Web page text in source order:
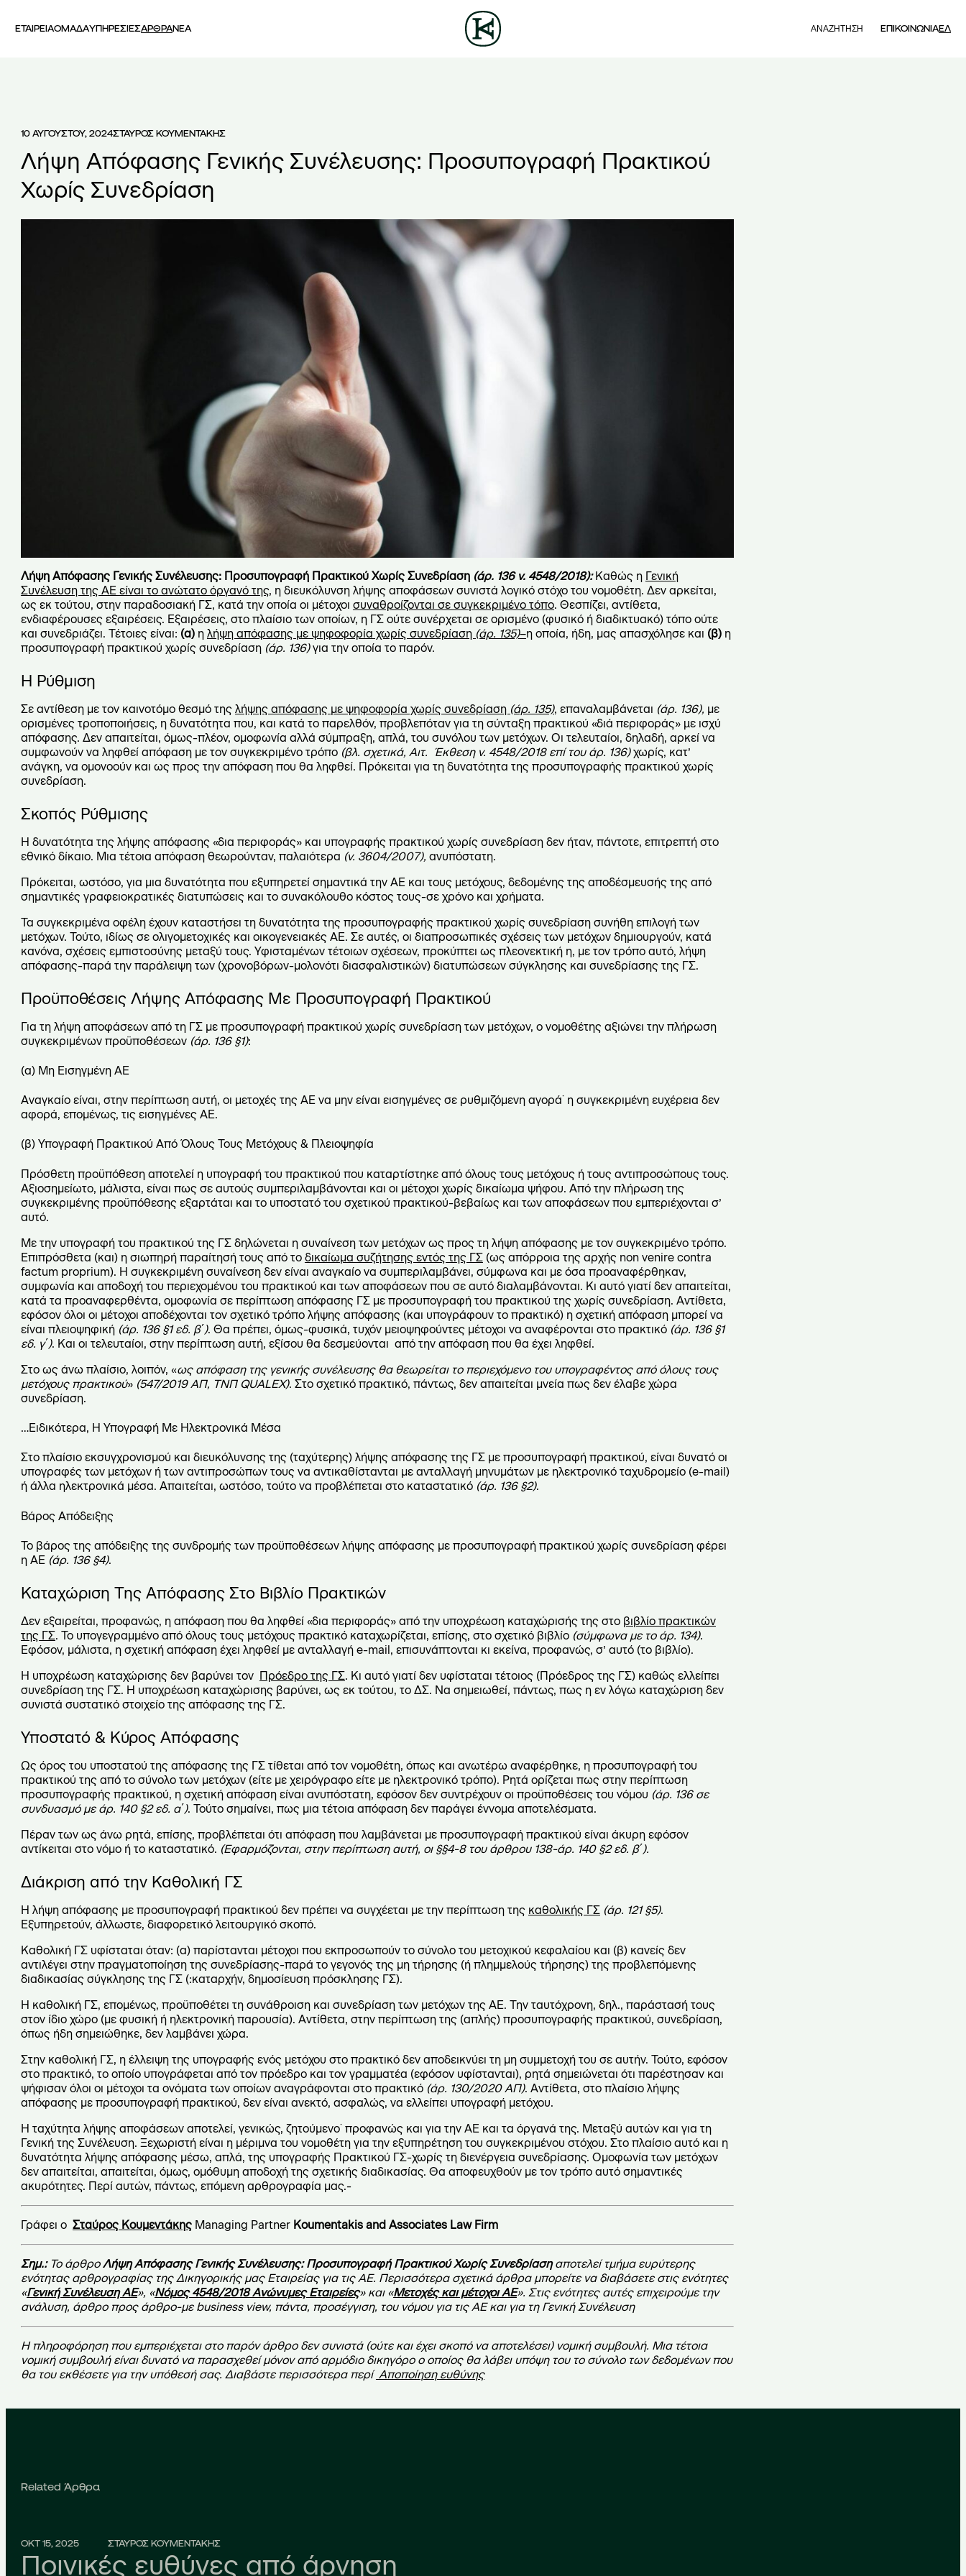
ΕΤΑΙΡΕΙΑΟΜΑΔΑΥΠΗΡΕΣΙΕΣΑΡΘΡΑΝΕΑ ΕΠΙΚΟΙΝΩΝΙΑΕΛ
10 ΑΥΓΟΥΣΤΟΥ, 2024ΣΤΑΥΡΟΣ ΚΟΥΜΕΝΤΑΚΗΣ
Λήψη Απόφασης Γενικής Συνέλευσης: Προσυπογραφή Πρακτικού
Χωρίς Συνεδρίαση
Λήψη Απόφασης Γενικής Συνέλευσης: Προσυπογραφή Πρακτικού Χωρίς Συνεδρίαση (άρ. 136 ν. 4548/2018):Καθώς η Γενική
Συνέλευση της ΑΕ είναι το ανώτατο όργανό της, η διευκόλυνση λήψης αποφάσεων συνιστά λογικό στόχο του νομοθέτη. Δεν αρκείται,
ως εκ τούτου, στην παραδοσιακή ΓΣ, κατά την οποία οι μέτοχοι συναθροίζονται σε συγκεκριμένο τόπο. Θεσπίζει, αντίθετα,
ενδιαφέρουσες εξαιρέσεις. Εξαιρέσεις, στο πλαίσιο των οποίων, η ΓΣ ούτε συνέρχεται σε ορισμένο (φυσικό ή διαδικτυακό) τόπο ούτε
και συνεδριάζει. Τέτοιες είναι: (α)η λήψη απόφασης με ψηφοφορία χωρίς συνεδρίαση (άρ. 135)–η οποία, ήδη, μας απασχόλησε και (β)η
προσυπογραφή πρακτικού χωρίς συνεδρίαση (άρ. 136)για την οποία το παρόν.
Η Ρύθμιση
Σε αντίθεση με τον καινοτόμο θεσμό της λήψης απόφασης με ψηφοφορία χωρίς συνεδρίαση (άρ. 135), επαναλαμβάνεται (άρ. 136), με
ορισμένες τροποποιήσεις, η δυνατότητα που, και κατά το παρελθόν, προβλεπόταν για τη σύνταξη πρακτικού «διά περιφοράς» µε ισχύ
απόφασης. Δεν απαιτείται, όμως-πλέον, ομοφωνία αλλά σύμπραξη, απλά, του συνόλου των μετόχων. Οι τελευταίοι, δηλαδή, αρκεί να
συμφωνούν να ληφθεί απόφαση με τον συγκεκριμένο τρόπο (βλ. σχετικά, Αιτ. Έκθεση ν. 4548/2018 επί του άρ. 136)χωρίς, κατ’
ανάγκη, να ομονοούν και ως προς την απόφαση που θα ληφθεί. Πρόκειται για τη δυνατότητα της προσυπογραφής πρακτικού χωρίς
συνεδρίαση.
Σκοπός Ρύθμισης
Η δυνατότητα της λήψης απόφασης «δια περιφοράς» και υπογραφής πρακτικού χωρίς συνεδρίαση δεν ήταν, πάντοτε, επιτρεπτή στο
εθνικό δίκαιο. Μια τέτοια απόφαση θεωρούνταν, παλαιότερα (ν. 3604/2007), ανυπόστατη.
Πρόκειται, ωστόσο, για μια δυνατότητα που εξυπηρετεί σημαντικά την ΑΕ και τους μετόχους, δεδομένης της αποδέσμευσής της από
σημαντικές γραφειοκρατικές διατυπώσεις και το συνακόλουθο κόστος τους-σε χρόνο και χρήματα.
Τα συγκεκριμένα οφέλη έχουν καταστήσει τη δυνατότητα της προσυπογραφής πρακτικού χωρίς συνεδρίαση συνήθη επιλογή των
μετόχων. Τούτο, ιδίως σε ολιγομετοχικές και οικογενειακές ΑΕ. Σε αυτές, οι διαπροσωπικές σχέσεις των μετόχων δημιουργούν, κατά
κανόνα, σχέσεις εμπιστοσύνης μεταξύ τους. Υφισταμένων τέτοιων σχέσεων, προκύπτει ως πλεονεκτική η, με τον τρόπο αυτό, λήψη
απόφασης-παρά την παράλειψη των (χρονοβόρων-μολονότι διασφαλιστικών) διατυπώσεων σύγκλησης και συνεδρίασης της ΓΣ.
Προϋποθέσεις Λήψης Απόφασης Με Προσυπογραφή Πρακτικού
Για τη λήψη αποφάσεων από τη ΓΣ με προσυπογραφή πρακτικού χωρίς συνεδρίαση των μετόχων, ο νομοθέτης αξιώνει την πλήρωση
συγκεκριμένων προϋποθέσεων (άρ. 136 §1):
(α) Μη Εισηγμένη ΑΕ
Αναγκαίο είναι, στην περίπτωση αυτή, οι μετοχές της ΑΕ να μην είναι εισηγμένες σε ρυθμιζόμενη αγορά˙ η συγκεκριμένη ευχέρεια δεν
αφορά, επομένως, τις εισηγμένες ΑΕ.
(β) Υπογραφή Πρακτικού Από Όλους Τους Μετόχους & Πλειοψηφία
Πρόσθετη προϋπόθεση αποτελεί η υπογραφή του πρακτικού που καταρτίστηκε από όλους τους μετόχους ή τους αντιπροσώπους τους.
Αξιοσημείωτο, μάλιστα, είναι πως σε αυτούς συμπεριλαμβάνονται και οι μέτοχοι χωρίς δικαίωμα ψήφου. Από την πλήρωση της
συγκεκριμένης προϋπόθεσης εξαρτάται και το υποστατό του σχετικού πρακτικού-βεβαίως και των αποφάσεων που εμπεριέχονται σ’
αυτό.
Με την υπογραφή του πρακτικού της ΓΣ δηλώνεται η συναίνεση των μετόχων ως προς τη λήψη απόφασης με τον συγκεκριμένο τρόπο.
Επιπρόσθετα (και) η σιωπηρή παραίτησή τους από το δικαίωμα συζήτησης εντός της ΓΣ(ως απόρροια της αρχής non venire contra
factum proprium). Η συγκεκριμένη συναίνεση δεν είναι αναγκαίο να συμπεριλαμβάνει, σύμφωνα και με όσα προαναφέρθηκαν,
συμφωνία και αποδοχή του περιεχομένου του πρακτικού και των αποφάσεων που σε αυτό διαλαμβάνονται. Κι αυτό γιατί δεν απαιτείται,
κατά τα προαναφερθέντα, ομοφωνία σε περίπτωση απόφασης ΓΣ με προσυπογραφή του πρακτικού της χωρίς συνεδρίαση. Αντίθετα,
εφόσον όλοι οι μέτοχοι αποδέχονται τον σχετικό τρόπο λήψης απόφασης (και υπογράφουν το πρακτικό) η σχετική απόφαση μπορεί να
είναι πλειοψηφική (άρ. 136 §1 εδ. β΄). Θα πρέπει, όμως-φυσικά, τυχόν μειοψηφούντες μέτοχοι να αναφέρονται στο πρακτικό (άρ. 136 §1
εδ. γ΄). Και οι τελευταίοι, στην περίπτωση αυτή, εξίσου θα δεσμεύονται από την απόφαση που θα έχει ληφθεί.
Στο ως άνω πλαίσιο, λοιπόν, «ως απόφαση της γενικής συνέλευσης θα θεωρείται το περιεχόμενο του υπογραφέντος από όλους τους
μετόχους πρακτικού» (547/2019 ΑΠ, ΤΝΠ QUALEX). Στο σχετικό πρακτικό, πάντως, δεν απαιτείται μνεία πως δεν έλαβε χώρα
συνεδρίαση.
…Ειδικότερα, Η Υπογραφή Με Ηλεκτρονικά Μέσα
Στο πλαίσιο εκσυγχρονισμού και διευκόλυνσης της (ταχύτερης) λήψης απόφασης της ΓΣ με προσυπογραφή πρακτικού, είναι δυνατό οι
υπογραφές των μετόχων ή των αντιπροσώπων τους να αντικαθίστανται με ανταλλαγή μηνυμάτων με ηλεκτρονικό ταχυδρομείο (e-mail)
ή άλλα ηλεκτρονικά μέσα. Απαιτείται, ωστόσο, τούτο να προβλέπεται στο καταστατικό (άρ. 136 §2).
Βάρος Απόδειξης
Το βάρος της απόδειξης της συνδρομής των προϋποθέσεων λήψης απόφασης με προσυπογραφή πρακτικού χωρίς συνεδρίαση φέρει
η ΑΕ (άρ. 136 §4).
Καταχώριση Της Απόφασης Στο Βιβλίο Πρακτικών
Δεν εξαιρείται, προφανώς, η απόφαση που θα ληφθεί «δια περιφοράς» από την υποχρέωση καταχώρισής της στο βιβλίο πρακτικών
της ΓΣ. Το υπογεγραμμένο από όλους τους μετόχους πρακτικό καταχωρίζεται, επίσης, στο σχετικό βιβλίο (σύμφωνα με το άρ. 134).
Εφόσον, μάλιστα, η σχετική απόφαση έχει ληφθεί με ανταλλαγή e-mail, επισυνάπτονται κι εκείνα, προφανώς, σ’ αυτό (το βιβλίο).
Η υποχρέωση καταχώρισης δεν βαρύνει τον Πρόεδρο της ΓΣ. Κι αυτό γιατί δεν υφίσταται τέτοιος (Πρόεδρος της ΓΣ) καθώς ελλείπει
συνεδρίαση της ΓΣ. Η υποχρέωση καταχώρισης βαρύνει, ως εκ τούτου, το ΔΣ. Να σημειωθεί, πάντως, πως η εν λόγω καταχώριση δεν
συνιστά συστατικό στοιχείο της απόφασης της ΓΣ.
Υποστατό & Κύρος Απόφασης
Ως όρος του υποστατού της απόφασης της ΓΣ τίθεται από τον νομοθέτη, όπως και ανωτέρω αναφέρθηκε, η προσυπογραφή του
πρακτικού της από το σύνολο των μετόχων (είτε με χειρόγραφο είτε με ηλεκτρονικό τρόπο). Ρητά ορίζεται πως στην περίπτωση
προσυπογραφής πρακτικού, η σχετική απόφαση είναι ανυπόστατη, εφόσον δεν συντρέχουν οι προϋποθέσεις του νόμου (άρ. 136 σε
συνδυασμό με άρ. 140 §2 εδ. α΄). Τούτο σημαίνει, πως μια τέτοια απόφαση δεν παράγει έννομα αποτελέσματα.
Πέραν των ως άνω ρητά, επίσης, προβλέπεται ότι απόφαση που λαμβάνεται με προσυπογραφή πρακτικού είναι άκυρη εφόσον
αντίκειται στο νόμο ή το καταστατικό. (Εφαρμόζονται, στην περίπτωση αυτή, οι §§4-8 του άρθρου 138-άρ. 140 §2 εδ. β΄).
Διάκριση από την Καθολική ΓΣ
Η λήψη απόφασης με προσυπογραφή πρακτικού δεν πρέπει να συγχέεται με την περίπτωση της καθολικής ΓΣ (άρ. 121 §5).
Εξυπηρετούν, άλλωστε, διαφορετικό λειτουργικό σκοπό.
Καθολική ΓΣ υφίσταται όταν: (α) παρίστανται μέτοχοι που εκπροσωπούν το σύνολο του μετοχικού κεφαλαίου και (β) κανείς δεν
αντιλέγει στην πραγματοποίηση της συνεδρίασης-παρά το γεγονός της μη τήρησης (ή πλημμελούς τήρησης) της προβλεπόμενης
διαδικασίας σύγκλησης της ΓΣ (:καταρχήν, δημοσίευση πρόσκλησης ΓΣ).
Η καθολική ΓΣ, επομένως, προϋποθέτει τη συνάθροιση και συνεδρίαση των μετόχων της ΑΕ. Την ταυτόχρονη, δηλ., παράστασή τους
στον ίδιο χώρο (με φυσική ή ηλεκτρονική παρουσία). Αντίθετα, στην περίπτωση της (απλής) προσυπογραφής πρακτικού, συνεδρίαση,
όπως ήδη σημειώθηκε, δεν λαμβάνει χώρα.
Στην καθολική ΓΣ, η έλλειψη της υπογραφής ενός μετόχου στο πρακτικό δεν αποδεικνύει τη μη συμμετοχή του σε αυτήν. Τούτο, εφόσον
στο πρακτικό, το οποίο υπογράφεται από τον πρόεδρο και τον γραμματέα (εφόσον υφίστανται), ρητά σημειώνεται ότι παρέστησαν και
ψήφισαν όλοι οι μέτοχοι τα ονόματα των οποίων αναγράφονται στο πρακτικό (άρ. 130/2020 ΑΠ). Αντίθετα, στο πλαίσιο λήψης
απόφασης με προσυπογραφή πρακτικού, δεν είναι ανεκτό, ασφαλώς, να ελλείπει υπογραφή μετόχου.
Η ταχύτητα λήψης αποφάσεων αποτελεί, γενικώς, ζητούμενο˙ προφανώς και για την ΑΕ και τα όργανά της. Μεταξύ αυτών και για τη
Γενική της Συνέλευση. Ξεχωριστή είναι η μέριμνα του νομοθέτη για την εξυπηρέτηση του συγκεκριμένου στόχου. Στο πλαίσιο αυτό και η
δυνατότητα λήψης απόφασης μέσω, απλά, της υπογραφής Πρακτικού ΓΣ-χωρίς τη διενέργεια συνεδρίασης. Ομοφωνία των μετόχων
δεν απαιτείται, απαιτείται, όμως, ομόθυμη αποδοχή της σχετικής διαδικασίας. Θα αποφευχθούν με τον τρόπο αυτό σημαντικές
ακυρότητες. Περί αυτών, πάντως, επόμενη αρθρογραφία μας.-
Γράφει ο Σταύρος ΚουμεντάκηςManaging Partner Koumentakis and Associates Law Firm
Σημ.:Το άρθροΛήψη Απόφασης Γενικής Συνέλευσης: Προσυπογραφή Πρακτικού Χωρίς Συνεδρίασηαποτελεί τμήμα ευρύτερης
ενότητας αρθρογραφίας της Δικηγορικής μας Εταιρείας για τις ΑΕ. Περισσότερα σχετικά άρθρα μπορείτε να διαβάσετε στις ενότητες
«Γενική Συνέλευση ΑΕ», «Νόμος 4548/2018 Ανώνυμες Εταιρείες» και «Μετοχές και μέτοχοι ΑΕ». Στις ενότητες αυτές επιχειρούμε την
ανάλυση, άρθρο προς άρθρο-με business view, πάντα, προσέγγιση, του νόμου για τις ΑΕ και για τη Γενική Συνέλευση
Η πληροφόρηση που εμπεριέχεται στο παρόν άρθρο δεν συνιστά (ούτε και έχει σκοπό να αποτελέσει) νομική συμβουλή. Μια τέτοια
νομική συμβουλή είναι δυνατό να παρασχεθεί μόνον από αρμόδιο δικηγόρο ο οποίος θα λάβει υπόψη του το σύνολο των δεδομένων που
θα του εκθέσετε για την υπόθεσή σας. Διαβάστε περισσότερα περί Αποποίηση ευθύνης
Related Άρθρα
ΟΚΤ 15, 2025 ΣΤΑΥΡΟΣ ΚΟΥΜΕΝΤΑΚΗΣ
Ποινικές ευθύνες από άρνηση